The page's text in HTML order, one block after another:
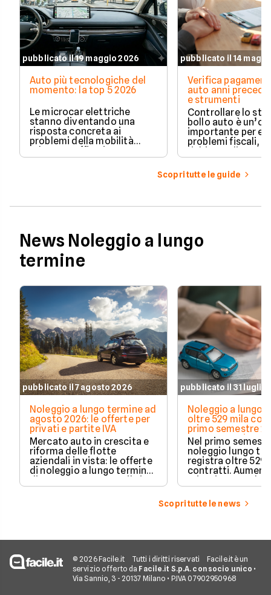
pubblicato il 19 maggio 2026
Auto più tecnologiche del
momento: la top 5 2026
Le microcar elettriche
stanno diventando una
risposta concreta ai
problemi della mobilità
urbana: traffico intenso,
parcheggi limitati e costi di
pubblicato il 14
Verifica
auto anni
e strumenti
Controllare lo
bollo auto è
importante per
problemi fiscali,
richieste di
inattese.
Scopri tutte le guide
News Noleggio a lungo
termine
pubblicato il 7 agosto 2026
Noleggio a lungo termine ad
agosto 2026: le offerte per
privati e partite IVA
Mercato auto in crescita e
riforma delle flotte
aziendali in vista: le offerte
di noleggio a lungo termine
di agosto 2026 su Facile.it,
per privati e partite IVA.
pubblicato il 31 luglio
Noleggio a lungo
oltre 529 mila
primo semestre
Crescono privati
elettrificate
Nel primo
noleggio lungo
registra oltre 529
contratti.
privati, cresce la
media e
plug-in ed
dati Unrae.
Scopri tutte le news
© 2026 Facile.it Tutti i diritti riservati
Facile.it è un
servizio offerto da Facile.it S.p.A. con socio unico •
Via Sannio, 3 - 20137 Milano • P.IVA 07902950968